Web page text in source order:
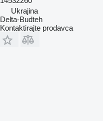
Ukrajina
Delta-Budteh
Kontaktirajte prodavca